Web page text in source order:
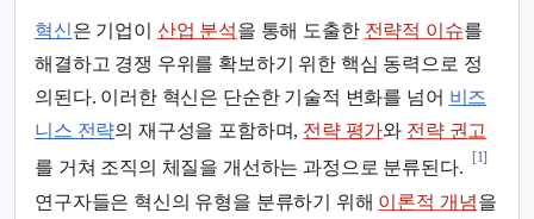
혁신은 기업이 산업 분석을 통해 도출한 전략적 이슈를
해결하고 경쟁 우위를 확보하기 위한 핵심 동력으로 정
의된다. 이러한 혁신은 단순한 기술적 변화를 넘어 비즈
니스 전략의 재구성을 포함하며, 전략 평가와 전략 권고
를 거쳐 조직의 체질을 개선하는 과정으로 분류된다.
[1]
연구자들은 혁신의 유형을 분류하기 위해 이론적 개념을